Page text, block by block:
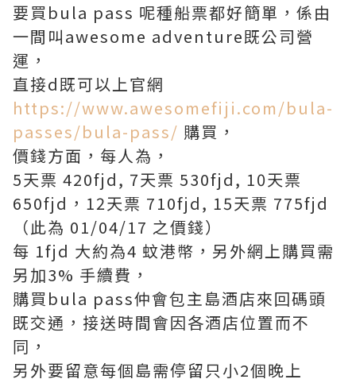
要買bula pass 呢種船票都好簡單，係由
一間叫awesome adventure既公司營
運，
直接d既可以上官網
https://www.awesomefiji.com/bula-
passes/bula-pass/ 購買，
價錢方面，每人為，
5天票 420fjd, 7天票 530fjd, 10天票
650fjd，12天票 710fjd, 15天票 775fjd
（此為 01/04/17 之價錢）
每 1fjd 大約為4 蚊港幣，另外網上購買需
另加3% 手續費，
購買bula pass仲會包主島酒店來回碼頭
既交通，接送時間會因各酒店位置而不
同，
另外要留意每個島需停留只小2個晚上